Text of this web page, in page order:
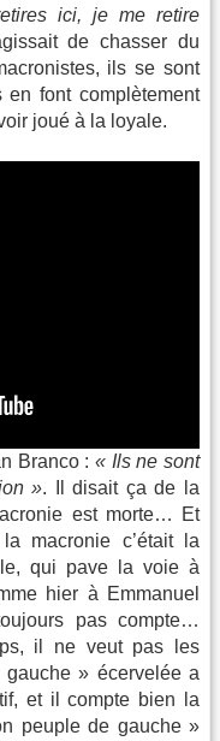
ici, je me retire
de chasser du
ils se sont
font complètement
joué à la loyale.
Branco : « Ils ne sont
». Il disait ça de la
est morte… Et
macronie c’était la
qui pave la voie à
hier à Emmanuel
pas compte…
il ne veut pas les
» écervelée a
et il compte bien la
peuple de gauche »